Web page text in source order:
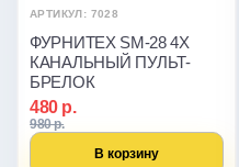
АРТИКУЛ: 7028
ФУРНИТЕХ SM-28 4Х
КАНАЛЬНЫЙ ПУЛЬТ-
БРЕЛОК
480 р.
980 р.
В корзину